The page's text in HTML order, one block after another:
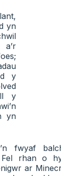
yn
a’r
y
y
yn
fwyaf
rhan o
ar